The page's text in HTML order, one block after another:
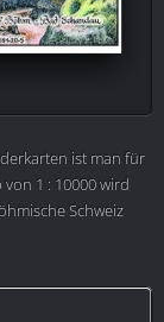
ist man für
1 : 10000 wird
Schweiz